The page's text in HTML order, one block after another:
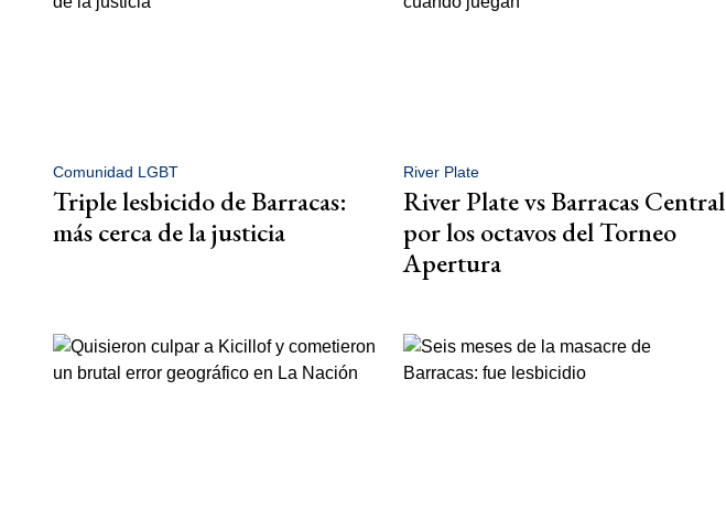
Comunidad LGBT
Triple lesbicido de Barracas:
más cerca de la justicia
River Plate
River Plate vs Barracas Central
por los octavos del Torneo
Apertura